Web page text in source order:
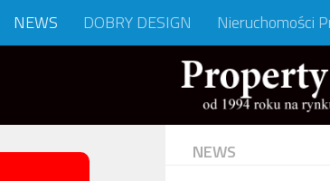
NEWS DOBRY DESIGN Nieruchomości
NEWS